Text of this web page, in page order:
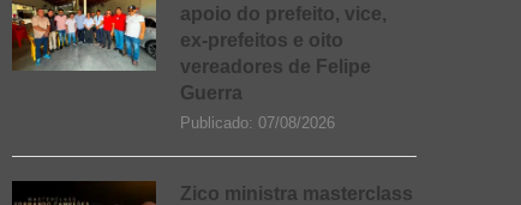
apoio do prefeito, vice,
ex-prefeitos e oito
vereadores de Felipe
Guerra
Publicado: 07/08/2026
Zico ministra masterclass